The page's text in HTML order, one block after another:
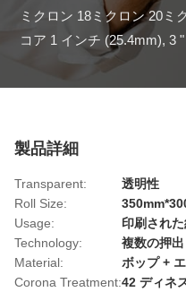
ミクロン 18ミクロン 20ミ
コア 1 インチ (25.4mm), 3
製品詳細
Transparent:
透明性
Roll Size:
Usage:
印刷され
Technology:
複数の押出
Material:
ボップ +
Corona Treatment:42 ディネ